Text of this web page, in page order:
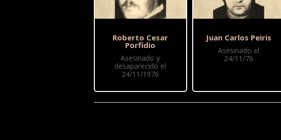
Roberto Cesar
Porfidio
Asesinado y
desaparecido el
24/11/1976
Juan Carlos Peiris
Asesinado el
24/11/76